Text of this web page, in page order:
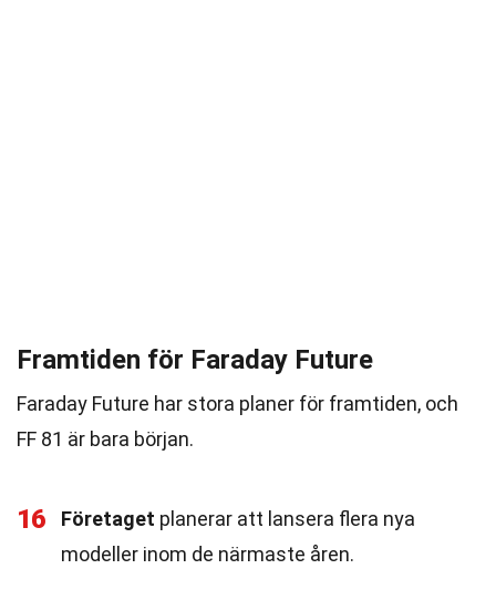
Framtiden för Faraday Future
Faraday Future har stora planer för framtiden, och
FF 81 är bara början.
16 Företaget planerar att lansera flera nya
modeller inom de närmaste åren.